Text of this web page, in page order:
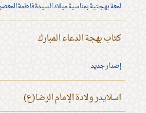
لمعة بهجتية بمناسبة ميلاد السيدة فاطمة
كتاب بهجة الدعاء المبارك
إصدار جديد
اسلايدر ولادة الإمام الرضا(ع)